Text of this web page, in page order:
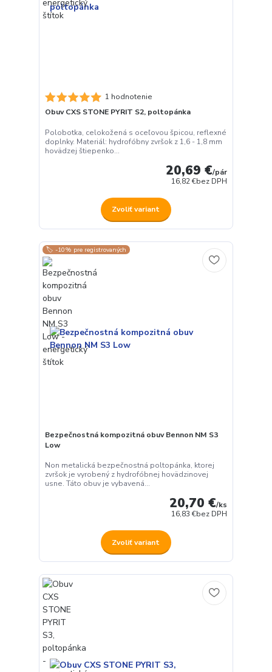
1 hodnotenie
Obuv CXS STONE PYRIT S2, poltopánka
Polobotka, celokožená s oceľovou špicou, reflexné
doplnky. Materiál: hydrofóbny zvršok z 1,6 - 1,8 mm
hovädzej štiepenko...
20,69 €/pár
16,82 €bez DPH
Zvoliť variant
🏷️ -10% pre registrovaných
Bezpečnostná kompozitná obuv Bennon NM S3
Low
Non metalická bezpečnostná poltopánka, ktorej
zvršok je vyrobený z hydrofóbnej hovädzinovej
usne. Táto obuv je vybavená...
20,70 €/ks
16,83 €bez DPH
Zvoliť variant